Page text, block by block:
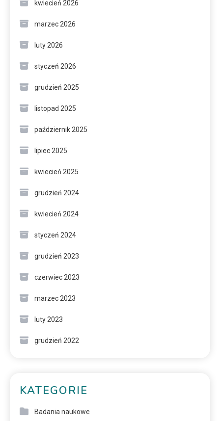
kwiecień 2026
marzec 2026
luty 2026
styczeń 2026
grudzień 2025
listopad 2025
październik 2025
lipiec 2025
kwiecień 2025
grudzień 2024
kwiecień 2024
styczeń 2024
grudzień 2023
czerwiec 2023
marzec 2023
luty 2023
grudzień 2022
KATEGORIE
Badania naukowe